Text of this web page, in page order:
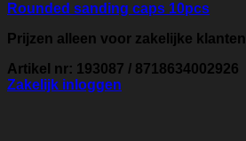
Rounded sanding caps 10pcs
Prijzen alleen voor zakelijke klanten
Artikel nr: 193087 / 8718634002926
Zakelijk inloggen